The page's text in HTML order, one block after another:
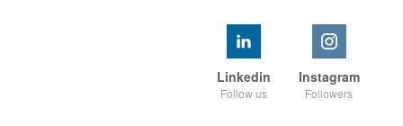
Instagram
Followers
Linkedin
Follow us